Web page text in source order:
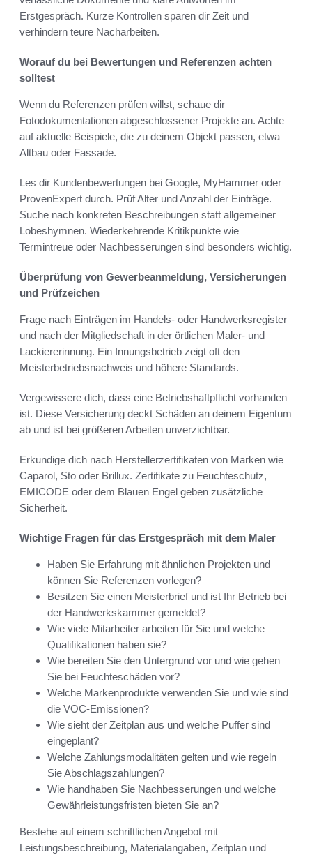
Erstgespräch. Kurze Kontrollen sparen dir Zeit und
verhindern teure Nacharbeiten.
Worauf du bei Bewertungen und Referenzen achten
solltest
Wenn du Referenzen prüfen willst, schaue dir
Fotodokumentationen abgeschlossener Projekte an. Achte
auf aktuelle Beispiele, die zu deinem Objekt passen, etwa
Altbau oder Fassade.
Les dir Kundenbewertungen bei Google, MyHammer oder
ProvenExpert durch. Prüf Alter und Anzahl der Einträge.
Suche nach konkreten Beschreibungen statt allgemeiner
Lobeshymnen. Wiederkehrende Kritikpunkte wie
Termintreue oder Nachbesserungen sind besonders wichtig.
Überprüfung von Gewerbeanmeldung, Versicherungen
und Prüfzeichen
Frage nach Einträgen im Handels- oder Handwerksregister
und nach der Mitgliedschaft in der örtlichen Maler- und
Lackiererinnung. Ein Innungsbetrieb zeigt oft den
Meisterbetriebsnachweis und höhere Standards.
Vergewissere dich, dass eine Betriebshaftpflicht vorhanden
ist. Diese Versicherung deckt Schäden an deinem Eigentum
ab und ist bei größeren Arbeiten unverzichtbar.
Erkundige dich nach Herstellerzertifikaten von Marken wie
Caparol, Sto oder Brillux. Zertifikate zu Feuchteschutz,
EMICODE oder dem Blauen Engel geben zusätzliche
Sicherheit.
Wichtige Fragen für das Erstgespräch mit dem Maler
Haben Sie Erfahrung mit ähnlichen Projekten und
können Sie Referenzen vorlegen?
Besitzen Sie einen Meisterbrief und ist Ihr Betrieb bei
der Handwerkskammer gemeldet?
Wie viele Mitarbeiter arbeiten für Sie und welche
Qualifikationen haben sie?
Wie bereiten Sie den Untergrund vor und wie gehen
Sie bei Feuchteschäden vor?
Welche Markenprodukte verwenden Sie und wie sind
die VOC-Emissionen?
Wie sieht der Zeitplan aus und welche Puffer sind
eingeplant?
Welche Zahlungsmodalitäten gelten und wie regeln
Sie Abschlagszahlungen?
Wie handhaben Sie Nachbesserungen und welche
Gewährleistungsfristen bieten Sie an?
Bestehe auf einem schriftlichen Angebot mit
Leistungsbeschreibung, Materialangaben, Zeitplan und